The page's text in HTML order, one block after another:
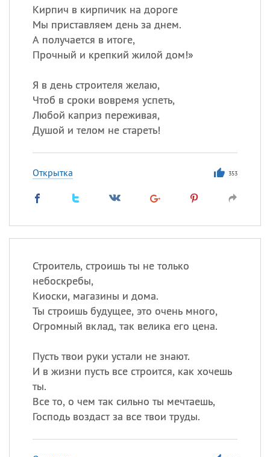
Кирпич в кирпичик на дороге
Мы приставляем день за днем.
А получается в итоге,
Прочный и крепкий жилой дом!»
Я в день строителя желаю,
Чтоб в сроки вовремя успеть,
Любой каприз переживая,
Душой и телом не стареть!
Открытка 353
Строитель, строишь ты не только
небоскребы,
Киоски, магазины и дома.
Ты строишь будущее, это очень много,
Огромный вклад, так велика его цена.
Пусть твои руки устали не знают.
И в жизни пусть все строится, как хочешь
ты.
Все то, о чем так сильно ты мечтаешь,
Господь воздаст за все твои труды.